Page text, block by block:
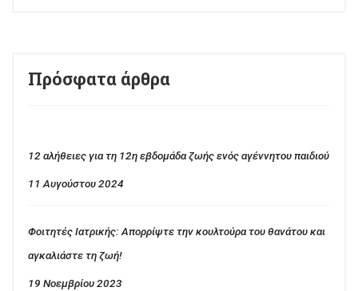
Πρόσφατα άρθρα
12 αλήθειες για τη 12η εβδομάδα ζωής ενός αγέννητου παιδιού
11 Αυγούστου 2024
Φοιτητές Ιατρικής: Απορρίψτε την κουλτούρα του θανάτου και
αγκαλιάστε τη ζωή!
19 Νοεμβρίου 2023